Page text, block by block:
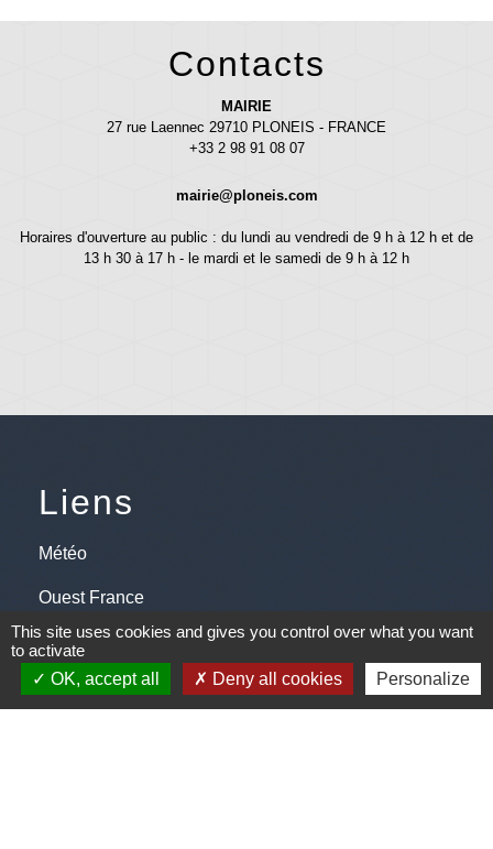
Contacts
MAIRIE
27 rue Laennec 29710 PLONEIS - FRANCE
+33 2 98 91 08 07
mairie@ploneis.com
Horaires d'ouverture au public : du lundi au vendredi de 9 h à 12 h et de
13 h 30 à 17 h - le mardi et le samedi de 9 h à 12 h
Liens
Météo
Ouest France
Télégramme
This site uses cookies and gives you control over what you want
to activate
OK, accept all
Deny all cookies Personalize